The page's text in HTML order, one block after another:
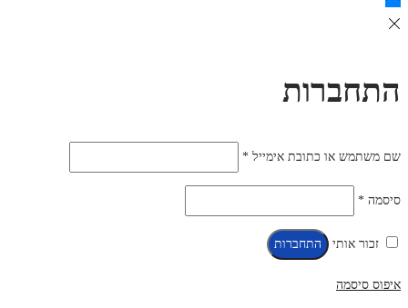
התחברות
שם משתמש או כתובת אימייל *חובה
סיסמה *חובה
זכור אותי התחברות
איפוס סיסמה